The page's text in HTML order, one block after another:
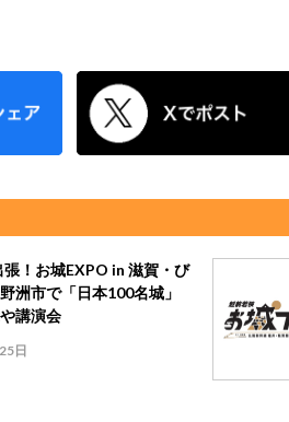
！お城EXPO in 滋賀・び
洲市で「日本100名城」
講演会
日